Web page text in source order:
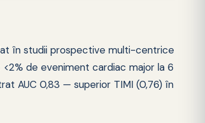
în studii prospective multi-centrice
de eveniment cardiac major la 6
AUC 0,83 — superior TIMI (0,76) în